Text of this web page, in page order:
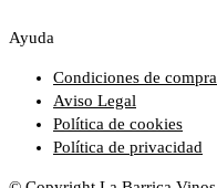
Ayuda
Condiciones de compra
Aviso Legal
Política de cookies
Política de privacidad